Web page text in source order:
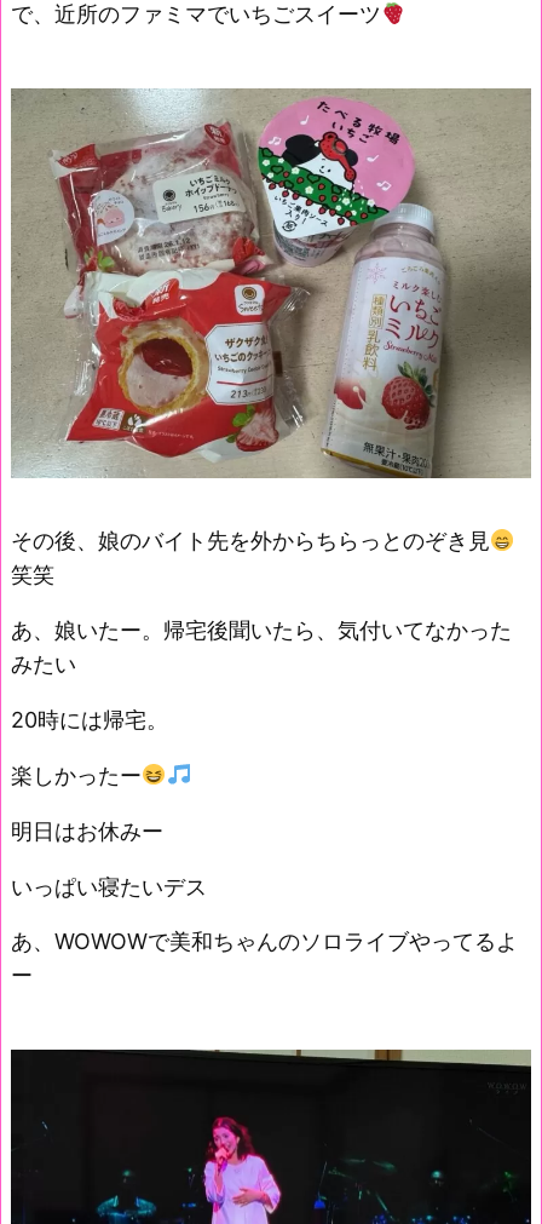
で、近所のファミマでいちごスイーツ
その後、娘のバイト先を外からちらっとのぞき見
笑笑
あ、娘いたー。帰宅後聞いたら、気付いてなかった
みたい
20時には帰宅。
楽しかったー
明日はお休みー
いっぱい寝たいデス
あ、WOWOWで美和ちゃんのソロライブやってるよ
ー